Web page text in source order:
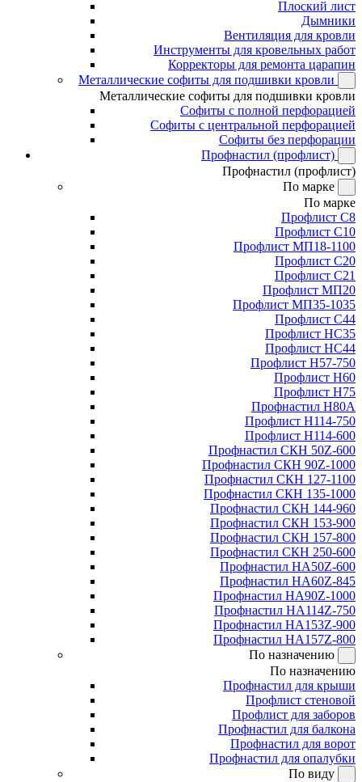
Плоский лист
Дымники
Вентиляция для кровли
Инструменты для кровельных работ
Корректоры для ремонта царапин
Металлические софиты для подшивки кровли
Металлические софиты для подшивки кровли
Софиты с полной перфорацией
Софиты с центральной перфорацией
Софиты без перфорации
Профнастил (профлист)
Профнастил (профлист)
По марке
По марке
Профлист С8
Профлист С10
Профлист МП18-1100
Профлист С20
Профлист С21
Профлист МП20
Профлист МП35-1035
Профлист С44
Профлист НС35
Профлист НС44
Профлист Н57-750
Профлист Н60
Профлист Н75
Профнастил Н80А
Профлист Н114-750
Профлист Н114-600
Профнастил СКН 50Z-600
Профнастил СКН 90Z-1000
Профнастил СКН 127-1100
Профнастил СКН 135-1000
Профнастил СКН 144-960
Профнастил СКН 153-900
Профнастил СКН 157-800
Профнастил СКН 250-600
Профнастил НА50Z-600
Профнастил НА60Z-845
Профнастил НА90Z-1000
Профнастил НА114Z-750
Профнастил НА153Z-900
Профнастил НА157Z-800
По назначению
По назначению
Профнастил для крыши
Профлист стеновой
Профлист для заборов
Профнастил для балкона
Профнастил для ворот
Профнастил для опалубки
По виду